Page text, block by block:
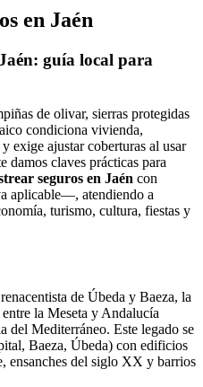
en Jaén
guía local para
de olivar, sierras protegidas
condiciona vivienda,
exige ajustar coberturas al usar
damos claves prácticas para
seguros en Jaén con
aplicable—, atendiendo a
turismo, cultura, fiestas y
de Úbeda y Baeza, la
la Meseta y Andalucía
del Mediterráneo. Este legado se
Baeza, Úbeda) con edificios
ensanches del siglo XX y barrios